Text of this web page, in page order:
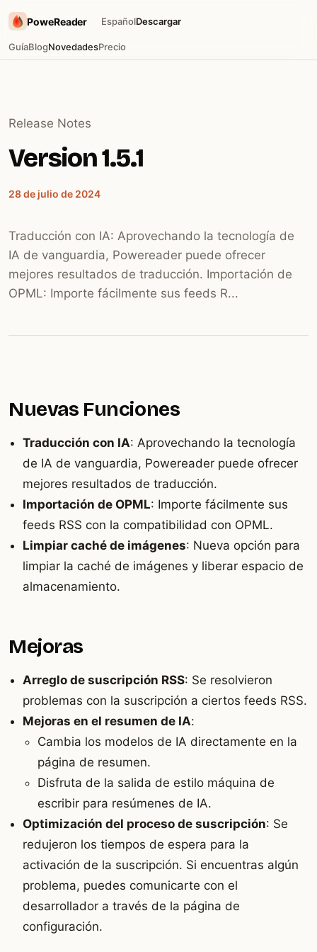
PoweReader
GuíaBlogNovedadesPrecio
EspañolDescargar
Release Notes
Version 1.5.1
28 de julio de 2024
Traducción con IA: Aprovechando la tecnología de
IA de vanguardia, Powereader puede ofrecer
mejores resultados de traducción. Importación de
OPML: Importe fácilmente sus feeds R...
Nuevas Funciones
Traducción con IA: Aprovechando la tecnología
de IA de vanguardia, Powereader puede ofrecer
mejores resultados de traducción.
Importación de OPML: Importe fácilmente sus
feeds RSS con la compatibilidad con OPML.
Limpiar caché de imágenes: Nueva opción para
limpiar la caché de imágenes y liberar espacio de
almacenamiento.
Mejoras
Arreglo de suscripción RSS: Se resolvieron
problemas con la suscripción a ciertos feeds RSS.
Mejoras en el resumen de IA:
Cambia los modelos de IA directamente en la
página de resumen.
Disfruta de la salida de estilo máquina de
escribir para resúmenes de IA.
Optimización del proceso de suscripción: Se
redujeron los tiempos de espera para la
activación de la suscripción. Si encuentras algún
problema, puedes comunicarte con el
desarrollador a través de la página de
configuración.